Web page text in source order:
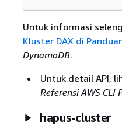
Untuk informasi
Kluster DAX di
DynamoDB.
Untuk detail API,
Referensi AWS CLI
hapus-cluster